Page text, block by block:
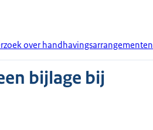
over handhavingsarrangementen
bijlage bij